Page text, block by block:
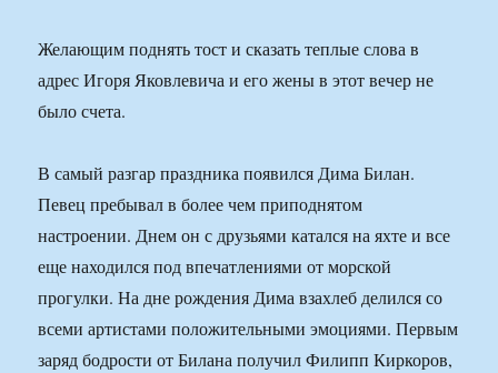
Желающим поднять тост и сказать теплые слова в
адрес Игоря Яковлевича и его жены в этот вечер не
было счета.
В самый разгар праздника появился Дима Билан.
Певец пребывал в более чем приподнятом
настроении. Днем он с друзьями катался на яхте и все
еще находился под впечатлениями от морской
прогулки. На дне рождения Дима взахлеб делился со
всеми артистами положительными эмоциями. Первым
заряд бодрости от Билана получил Филипп Киркоров,